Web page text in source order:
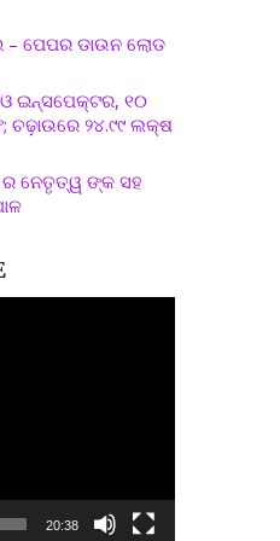
ପେପର ଡାଉନ ଲୋଡ
ଇନ୍ସପେକ୍ଟର, ୧୦
ଚଢ଼ାଉରେ ୨୪.୯୯ ଲକ୍ଷ
ନେତୃତ୍ୱ ଙ୍କ ସହ
20:38